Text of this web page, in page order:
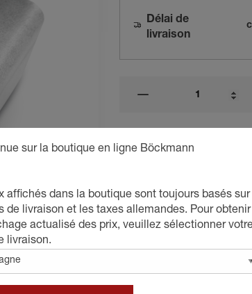
Délai de
livraison
sur la boutique en ligne Böckmann
affichés dans la boutique sont toujours basés sur
de livraison et les taxes allemandes. Pour obtenir
actualisé des prix, veuillez sélectionner
livraison.